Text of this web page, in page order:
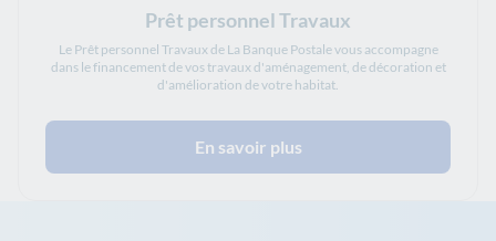
Prêt personnel Travaux
Le Prêt personnel Travaux de La Banque Postale vous accompagne
dans le financement de vos travaux d'aménagement, de décoration et
d'amélioration de votre habitat.
En savoir plus